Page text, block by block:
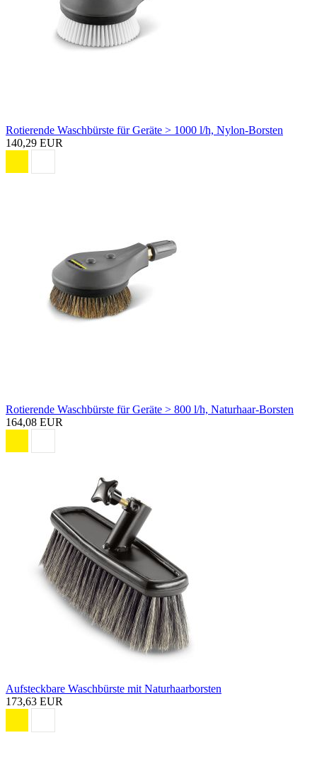
Rotierende Waschbürste für Geräte > 1000 l/h, Nylon-Borsten
140,29 EUR
Rotierende Waschbürste für Geräte > 800 l/h, Naturhaar-Borsten
164,08 EUR
Aufsteckbare Waschbürste mit Naturhaarborsten
173,63 EUR